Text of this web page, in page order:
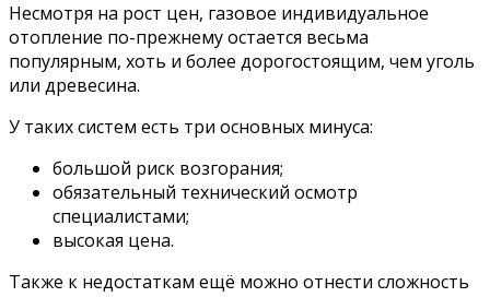
Несмотря на рост цен, газовое индивидуальное
отопление по-прежнему остается весьма
популярным, хоть и более дорогостоящим, чем уголь
или древесина.
У таких систем есть три основных минуса:
большой риск возгорания;
обязательный технический осмотр
специалистами;
высокая цена.
Также к недостаткам ещё можно отнести сложность